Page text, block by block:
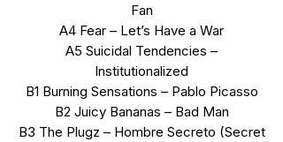
Fan
A4 Fear – Let’s Have a War
A5 Suicidal Tendencies –
Institutionalized
B1 Burning Sensations – Pablo Picasso
B2 Juicy Bananas – Bad Man
B3 The Plugz – Hombre Secreto (Secret